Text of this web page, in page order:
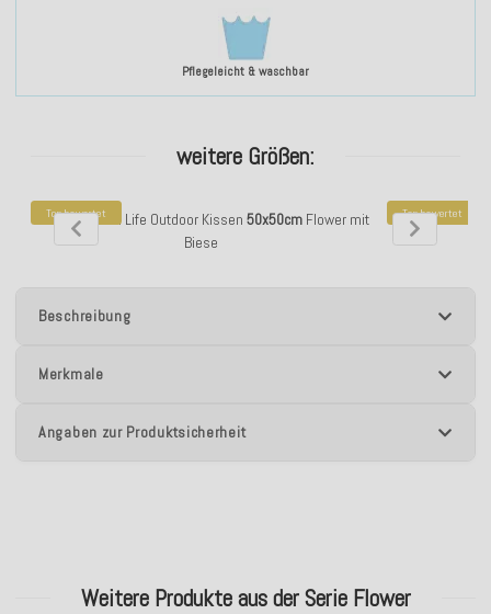
Pflegeleicht & waschbar
weitere Größen:
Top bewertet
H.O.C.K. Beach Life Outdoor Kissen 50x50cmFlower mit
Biese
Top bewertet
H.O.C.K.
Beschreibung
Merkmale
Angaben zur Produktsicherheit
Weitere Produkte aus der Serie Flower